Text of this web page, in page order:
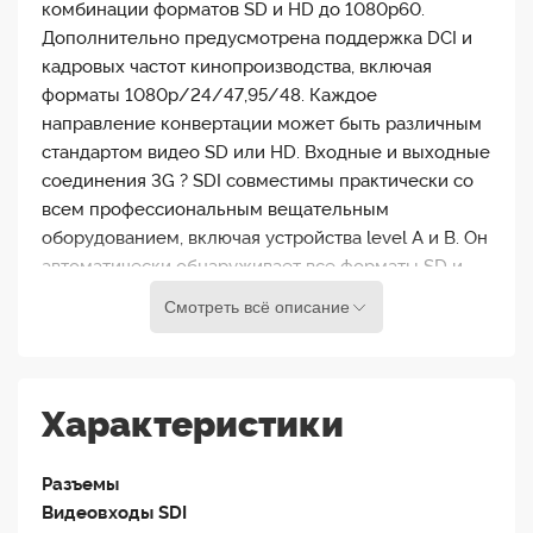
комбинации форматов SD и HD до 1080p60.
Дополнительно предусмотрена поддержка DCI и
кадровых частот кинопроизводства, включая
форматы 1080p/24/47,95/48. Каждое
направление конвертации может быть различным
стандартом видео SD или HD. Входные и выходные
соединения 3G ? SDI совместимы практически со
всем профессиональным вещательным
оборудованием, включая устройства level A и B. Он
автоматически обнаруживает все форматы SD и
без PSU
Двусторонняя конвертация: Конвертер
поддерживает как конвертацию сигнала из
Смотреть всё описание
Характеристики
Разъемы
Видеовходы SDI